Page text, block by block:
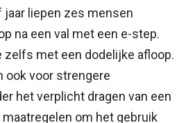
jaar liepen zes mensen
na een val met een e-step.
zelfs met een dodelijke afloop.
ook voor strengere
het verplicht dragen van een
om het gebruik